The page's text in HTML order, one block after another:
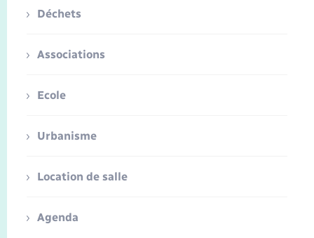
Déchets
Associations
Ecole
Urbanisme
Location de salle
Agenda